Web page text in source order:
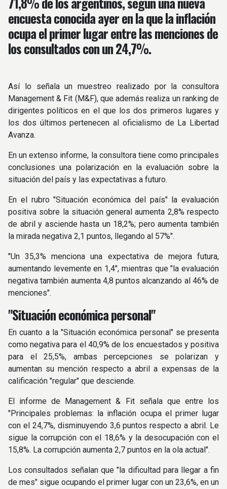
encuesta conocida ayer en la que la inflación
ocupa el primer lugar entre las menciones de
los consultados con un 24,7%.
Así lo señala un muestreo realizado por la consultora
Management & Fit (M&F), que además realiza un ranking de
dirigentes políticos en el que los dos primeros lugares y
los dos últimos pertenecen al oficialismo de La Libertad
Avanza.
En un extenso informe, la consultora tiene como principales
conclusiones una polarización en la evaluación sobre la
situación del país y las expectativas a futuro.
En el rubro "Situación económica del país" la evaluación
positiva sobre la situación general aumenta 2,8% respecto
de abril y asciende hasta un 18,2%; pero aumenta también
la mirada negativa 2,1 puntos, llegando al 57%".
"Un 35,3% menciona una expectativa de mejora futura,
aumentando levemente en 1,4", mientras que "la evaluación
negativa también aumenta 4,8 puntos alcanzando al 46% de
menciones".
"Situación económica personal"
En cuanto a la "Situación económica personal" se presenta
como negativa para el 40,9% de los encuestados y positiva
para el 25,5%, ambas percepciones se polarizan y
aumentan su mención respecto a abril a expensas de la
calificación "regular" que desciende.
El informe de Management & Fit señala que entre los
"Principales problemas: la inflación ocupa el primer lugar
con el 24,7%, disminuyendo 3,6 puntos respecto a abril. Le
sigue la corrupción con el 18,6% y la desocupación con el
15,8%. La corrupción aumenta 2,7 puntos en la ola actual".
Los consultados señalan que "la dificultad para llegar a fin
de mes" sigue ocupando el primer lugar con un 23,6%, en un